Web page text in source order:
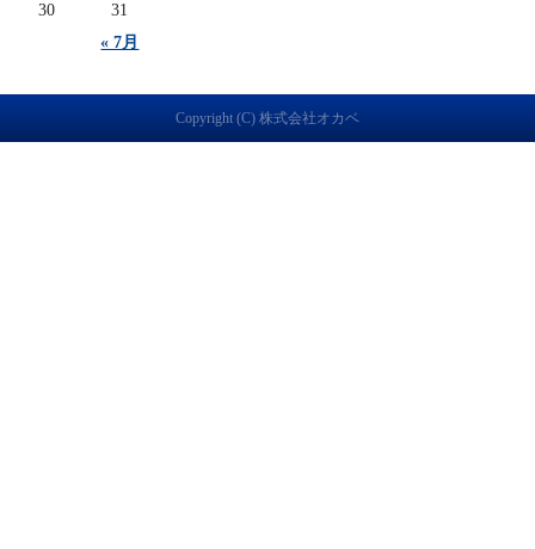
« 7月
30
31
Copyright (C) 株式会社オカベ